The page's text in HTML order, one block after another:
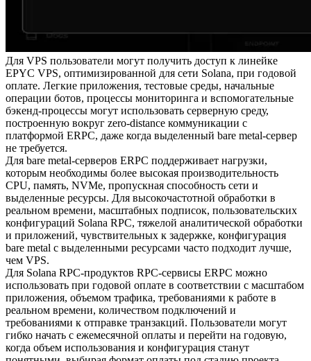
Для VPS пользователи могут получить доступ к линейке
EPYC VPS, оптимизированной для сети Solana, при годовой
оплате. Легкие приложения, тестовые среды, начальные
операции ботов, процессы мониторинга и вспомогательные
бэкенд-процессы могут использовать серверную среду,
построенную вокруг zero-distance коммуникации с
платформой ERPC, даже когда выделенный bare metal-сервер
не требуется.
Для bare metal-серверов ERPC поддерживает нагрузки,
которым необходимы более высокая производительность
CPU, память, NVMe, пропускная способность сети и
выделенные ресурсы. Для высокочастотной обработки в
реальном времени, масштабных подписок, пользовательских
конфигураций Solana RPC, тяжелой аналитической обработки
и приложений, чувствительных к задержке, конфигурация
bare metal с выделенными ресурсами часто подходит лучше,
чем VPS.
Для Solana RPC-продуктов RPC-сервисы ERPC можно
использовать при годовой оплате в соответствии с масштабом
приложения, объемом трафика, требованиями к работе в
реальном времени, количеством подключений и
требованиями к отправке транзакций. Пользователи могут
гибко начать с ежемесячной оплаты и перейти на годовую,
когда объем использования и конфигурация станут